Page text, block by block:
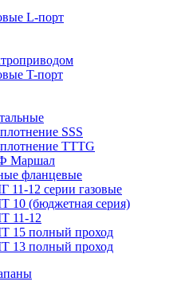
L-порт
T-порт
SSS
ТТТG
Маршал
фланцевые
12 серии газовые
(бюджетная серия)
11-12
полный проход
полный проход